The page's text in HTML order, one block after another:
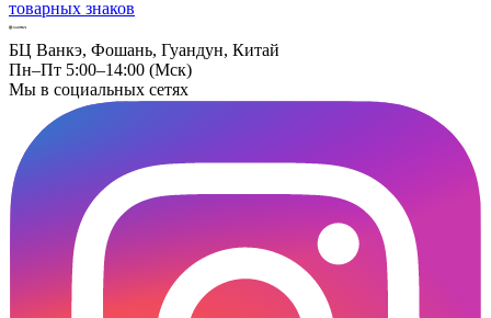
товарных знаков
БЦ Ванкэ, Фошань, Гуандун, Китай
Пн–Пт 5:00–14:00 (Мск)
Мы в социальных сетях